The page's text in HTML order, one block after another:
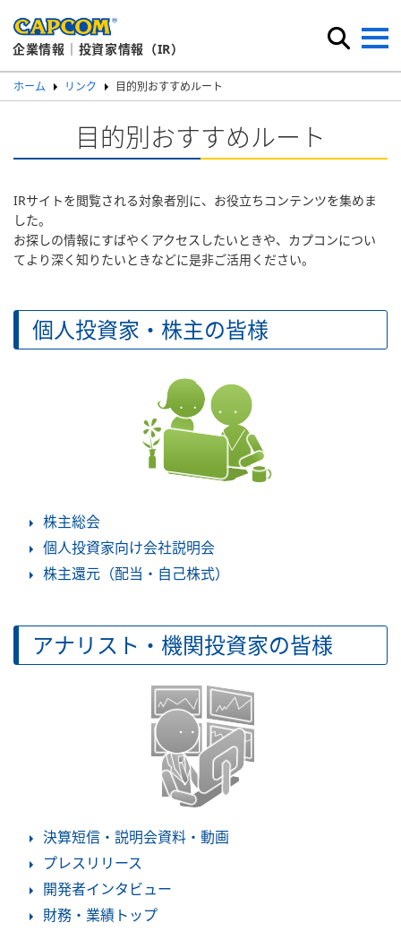
企業情報｜投資家情報（IR）
ホーム リンク 目的別おすすめルート
目的別おすすめルート
IRサイトを閲覧される対象者別に、お役立ちコンテンツを集めま
した。
お探しの情報にすばやくアクセスしたいときや、カプコンについ
てより深く知りたいときなどに是非ご活用ください。
個人投資家・株主の皆様
株主総会
個人投資家向け会社説明会
株主還元（配当・自己株式）
アナリスト・機関投資家の皆様
決算短信・説明会資料・動画
プレスリリース
開発者インタビュー
財務・業績トップ